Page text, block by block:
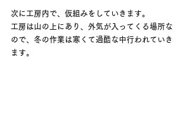
次に工房内で、仮組みをしていきます。
工房は山の上にあり、外気が入ってくる場所な
ので、冬の作業は寒くて過酷な中行われていき
ます。